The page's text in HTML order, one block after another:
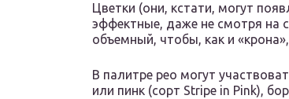
Цветки (они, кстати, могут
эффектные, даже не смотря на
объемный, чтобы, как и
В палитре рео могут
или пинк (сорт Stripe in Pink),